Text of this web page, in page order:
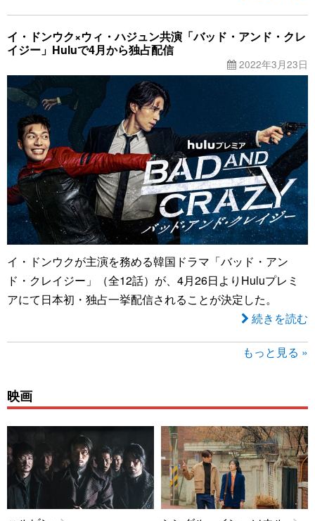
イ・ドンウク×ウィ・ハジュン共演「バッド・アンド・クレ
イジー」Huluで4月から独占配信
2022年3月23日
イ・ドンウクが主演を務める韓国ドラマ「バッド・アン
ド・クレイジー」（全12話）が、4月26日よりHuluプレミ
アにて日本初・独占一挙配信されることが決定した。
続きを読む
もっと見る »
映画